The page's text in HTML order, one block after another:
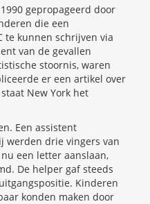
gepropageerd door
die een
te kunnen schrijven via
van de gevallen
stoornis, waren
er een artikel over
New York het
Een assistent
werden drie vingers van
een letter aanslaan,
De helper gaf steeds
Kinderen
konden maken door